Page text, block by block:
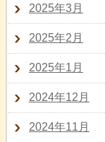
2025年3月
2025年2月
2025年1月
2024年12月
2024年11月